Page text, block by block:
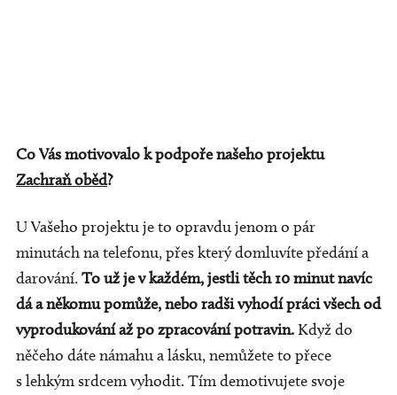
Co Vás motivovalo k podpoře našeho projektu
Zachraň oběd?
U Vašeho projektu je to opravdu jenom o pár
minutách na telefonu, přes který domluvíte předání a
darování. To už je v každém, jestli těch 10 minut navíc
dá a někomu pomůže, nebo radši vyhodí práci všech od
vyprodukování až po zpracování potravin. Když do
něčeho dáte námahu a lásku, nemůžete to přece
s lehkým srdcem vyhodit. Tím demotivujete svoje